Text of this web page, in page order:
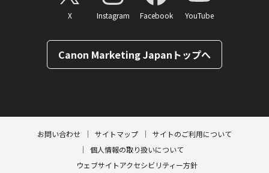
X Instagram Facebook YouTube
Canon Marketing Japanトップへ
お問い合わせ サイトマップ
サイトのご利用について
個人情報の取り扱いについて
ウェブサイトアクセシビリティー方針